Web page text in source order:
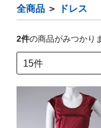
全商品 ＞ ドレス
2件の商品がみつかり